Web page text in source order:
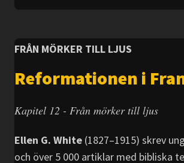
FRÅN MÖRKER TILL LJUS
Reformationen i
Kapitel 12 - Från mörker till ljus
Ellen G. White (1827–1915) skrev
och över 5 000 artiklar med bibliska